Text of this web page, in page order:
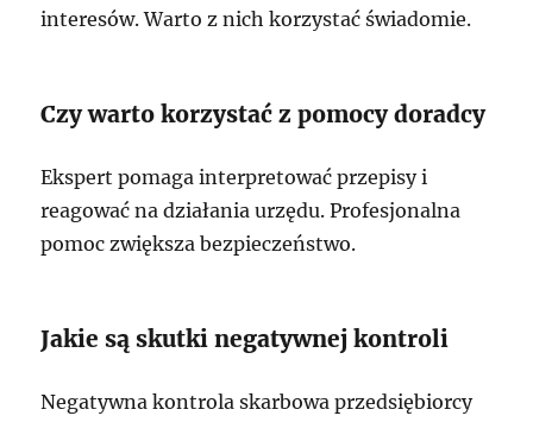
interesów. Warto z nich korzystać świadomie.
Czy warto korzystać z pomocy doradcy
Ekspert pomaga interpretować przepisy i
reagować na działania urzędu. Profesjonalna
pomoc zwiększa bezpieczeństwo.
Jakie są skutki negatywnej kontroli
Negatywna kontrola skarbowa przedsiębiorcy